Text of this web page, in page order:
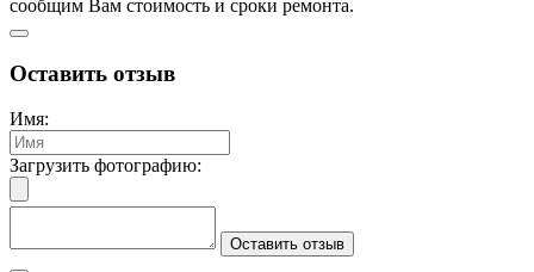
сообщим Вам стоимость и сроки ремонта.
Оставить отзыв
Имя:
Загрузить фотографию:
Оставить отзыв